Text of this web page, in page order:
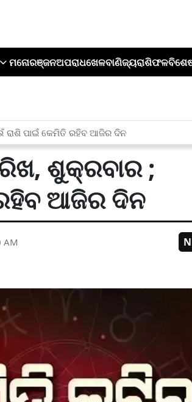
ମନୋରଞ୍ଜନଅପରାଧଖେଳବାଣିଜ୍ୟରାଶିଫଳ
ରାଶି ପାଇଁ କେମିତି ରହିବ ଆଜିର ଦିନ
ଶୁକ୍ରବାର ;
ଆଜିର ଦିନ
AM